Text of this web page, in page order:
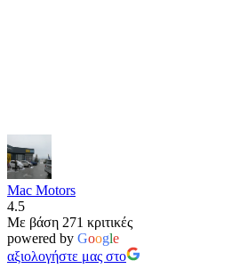
Mac Motors
4.5
Με βάση 271 κριτικές
powered by Google
αξιολογήστε μας στο